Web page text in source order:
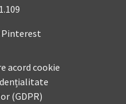
Pinterest
acord cookie
(GDPR)